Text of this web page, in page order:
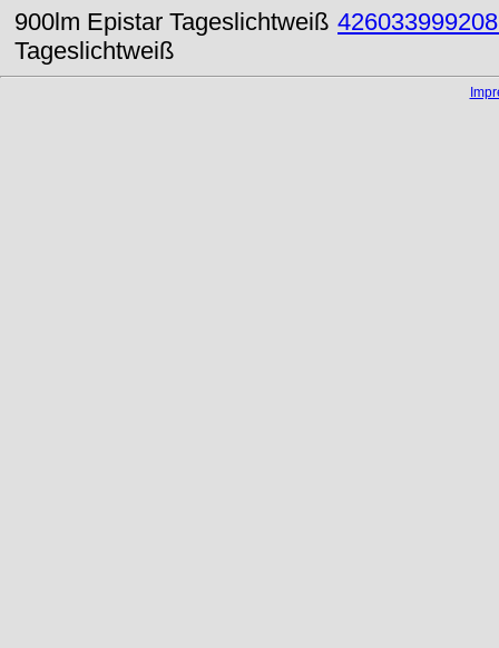
900lm Epistar Tageslichtweiß
Tageslichtweiß